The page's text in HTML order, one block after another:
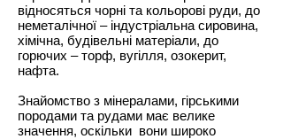
відносяться чорні та кольорові руди, до
неметалічної – індустріальна сировина,
хімічна, будівельні матеріали, до
горючих – торф, вугілля, озокерит,
нафта.
Знайомство з мінералами, гірськими
породами та рудами має велике
значення, оскільки вони широко